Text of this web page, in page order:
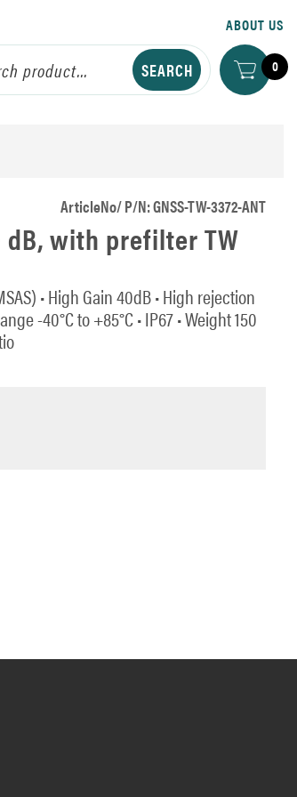
ABOUT US
0
ArticleNo/ P/N: GNSS-TW-3372-ANT
dB, with prefilter TW
• High Gain 40dB • High rejection
-40°C to +85°C • IP67 • Weight 150